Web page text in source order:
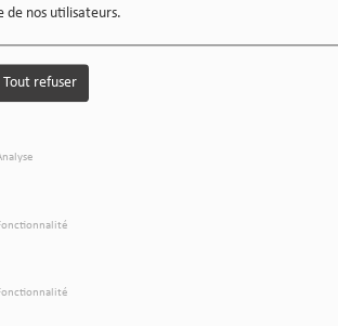
de nos utilisateurs.
Tout refuser
de
Julien Bakvis et Samuel Gougoux – a
et composer.